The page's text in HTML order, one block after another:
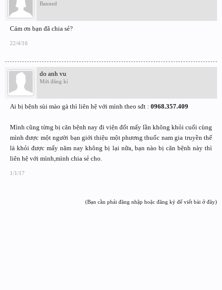
Banned
Cám ơn bạn đã chia sẻ?
22/4/16
do anh vu
Mới đăng kí
Ai bị bệnh sùi mào gà thì liên hệ với mình theo sđt : 0968.357.409
Mình cũng từng bị căn bệnh nay đi viện đốt mấy lần không khỏi cuối cùng
mình được một người bạn giới thiệu một phương thuốc nam gia truyền thế
là khỏi được mấy năm nay không bị lại nữa, bạn nào bị căn bệnh này thì
liên hệ với mình,mình chia sẻ cho.
1/1/17
(Bạn cần phải đăng nhập hoặc đăng ký để viết bài ở đây)